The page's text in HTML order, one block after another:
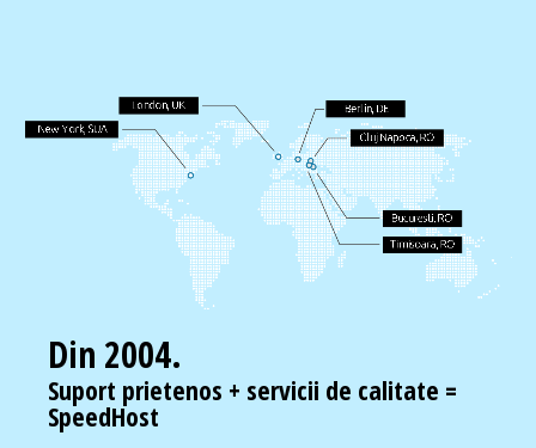
Din 2004.
Suport prietenos + servicii de calitate =
SpeedHost